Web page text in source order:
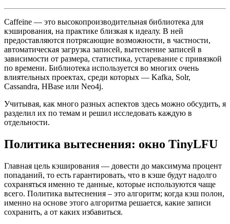
Caffeine — это высокопроизводительная библиотека для
кэширования, на практике близкая к идеалу. В ней
предоставляются потрясающие возможности, в частности,
автоматическая загрузка записей, вытеснение записей в
зависимости от размера, статистика, устаревание с привязкой
по времени. Библиотека используется во многих очень
влиятельных проектах, среди которых — Kafka, Solr,
Cassandra, HBase или Neo4j.
Учитывая, как много разных аспектов здесь можно обсудить, я
разделил их по темам и решил исследовать каждую в
отдельности.
Политика вытеснения: окно TinyLFU
Главная цель кэширования — довести до максимума процент
попаданий, то есть гарантировать, что в кэше будут надолго
сохраняться именно те данные, которые используются чаще
всего. Политика вытеснения – это алгоритм; когда кэш полон,
именно на основе этого алгоритма решается, какие записи
сохранить, а от каких избавиться.